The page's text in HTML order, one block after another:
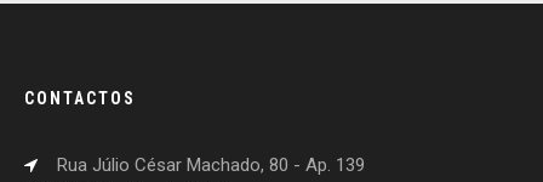
CONTACTOS
Rua Júlio César Machado, 80 - Ap. 139